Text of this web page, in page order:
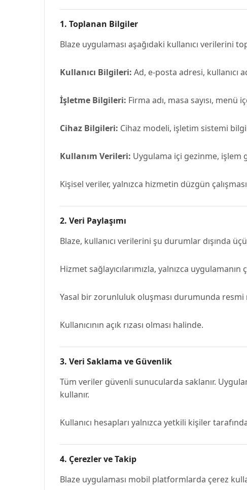
1. Toplanan Bilgiler
Blaze uygulaması aşağıdaki kullanıcı verilerini
Kullanıcı Bilgileri: Ad, e-posta adresi, kullanıcı
İşletme Bilgileri: Firma adı, masa sayısı, menü
Cihaz Bilgileri: Cihaz modeli, işletim sistemi
Kullanım Verileri: Uygulama içi gezinme,
Kişisel veriler, yalnızca hizmetin düzgün
2. Veri Paylaşımı
Blaze, kullanıcı verilerini şu durumlar dışında
Hizmet sağlayıcılarımızla, yalnızca
Yasal bir zorunluluk oluşması durumunda resmi
Kullanıcının açık rızası olması halinde.
3. Veri Saklama ve Güvenlik
Tüm veriler güvenli sunucularda saklanır.
kullanır.
Kullanıcı hesapları yalnızca yetkili kişiler
4. Çerezler ve Takip
Blaze uygulaması mobil platformlarda çerez